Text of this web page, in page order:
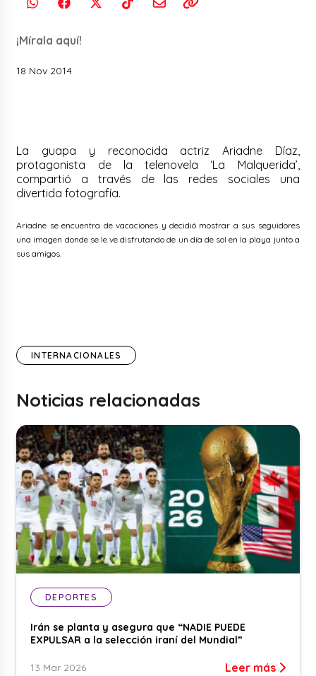
¡Mírala aquí!
18 Nov 2014
La guapa y reconocida actriz Ariadne Díaz,
protagonista de la telenovela ‘La Malquerida’,
compartió a través de las redes sociales una
divertida fotografía.
Ariadne se encuentra de vacaciones y decidió mostrar a sus seguidores
una imagen donde se le ve disfrutando de un día de sol en la playa junto a
sus amigos.
INTERNACIONALES
Noticias relacionadas
DEPORTES
Irán se planta y asegura que “NADIE PUEDE
EXPULSAR a la selección iraní del Mundial”
13 Mar 2026 Leer más